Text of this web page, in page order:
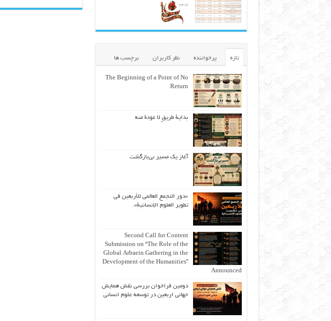
تازه پرخواننده نظر کاربران برچسب ها
The Beginning of a Point of No
Return
بداية طريقٍ لا عودة منه
آغاز یک مسیر بی‌بازگشت
«دور التجمع العالمي للأربعين في
تطوير العلوم الإنسانية».
Second Call for Content
Submission on “The Role of the
Global Arbaein Gathering in the
Development of the Humanities”
Announced
دومین فراخوان بررسی نقش همایش
جهانی اربعین در توسعه علوم انسانی